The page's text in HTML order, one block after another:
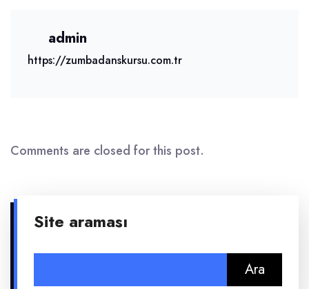
admin
https://zumbadanskursu.com.tr
Comments are closed for this post.
Site araması